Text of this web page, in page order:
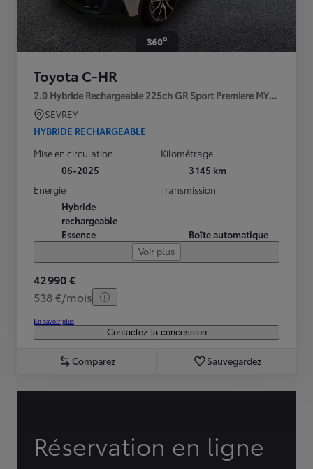
Toyota C-HR
2.0 Hybride Rechargeable 225ch GR Sport Premiere MY25
SEVREY
HYBRIDE RECHARGEABLE
Mise en circulation
06-2025
Kilométrage
3 145 km
Energie
Hybride
rechargeable
Essence
Transmission
Boîte automatique
Voir plus
42 990 €
538 €/mois
En savoir plus
Contactez la concession
Comparez Sauvegardez
Réservation en ligne